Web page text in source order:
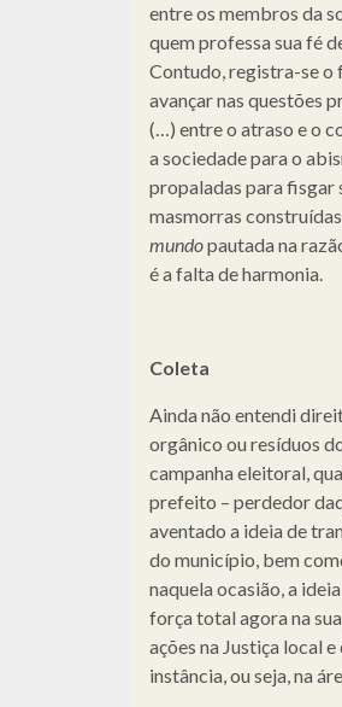
entre os membros da
quem professa sua fé
Contudo, registra-se o
avançar nas questões
(…) entre o atraso e o
a sociedade para o
propaladas para fisgar
masmorras
mundopautada na
é a falta de harmonia.
Coleta
Ainda não entendi
orgânico ou resíduos
campanha eleitoral,
prefeito – perdedor
aventado a ideia de
do município, bem
naquela ocasião, a
força total agora na
ações na Justiça local
instância, ou seja, na